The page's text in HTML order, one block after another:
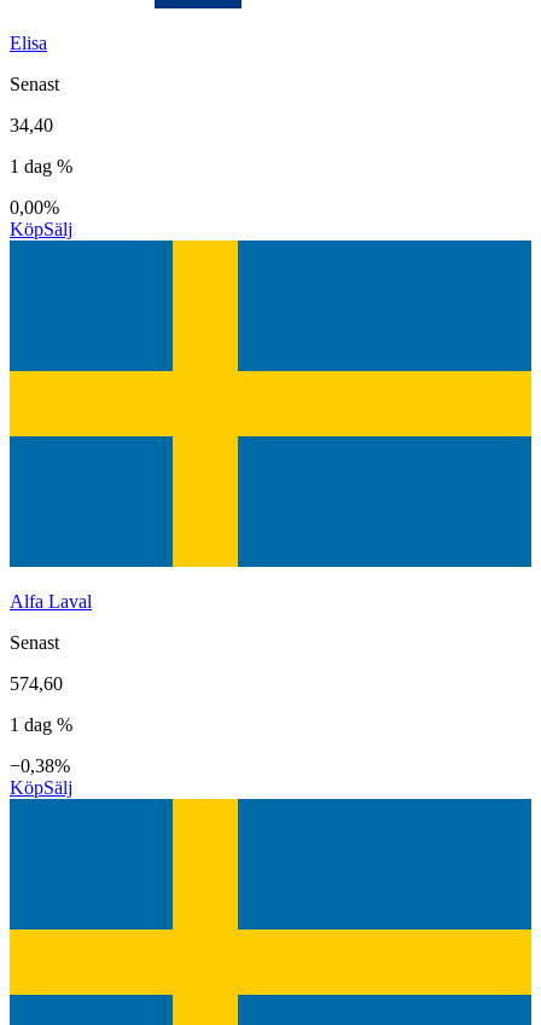
Elisa
Senast
34,40
1 dag %
0,00%
KöpSälj
Alfa Laval
Senast
574,60
1 dag %
−0,38%
KöpSälj